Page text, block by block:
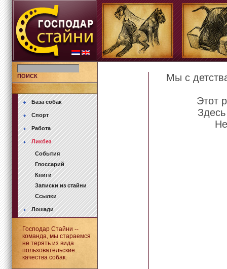
ПОИСК
База собак
Спорт
Работа
Ликбез
События
Глоссарий
Книги
Записки из стайни
Ссылки
Лошади
Господар Стайни --
команда, мы стараемся
не терять из вида
пользовательские
качества собак.
Мы с
Этот